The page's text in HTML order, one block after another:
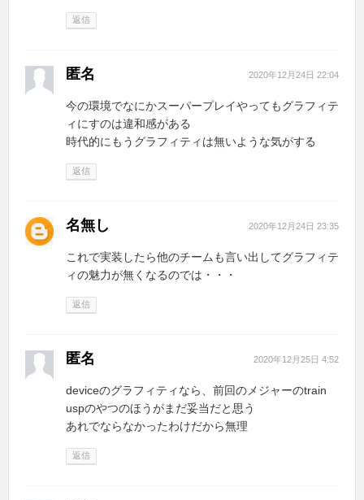
返信
匿名 2020年12月24日 22:04
今の環境でなにかスーパープレイやってもグラフィテ
ィにすのは違和感がある
時代的にもうグラフィティは無いような気がする
返信
名無し 2020年12月24日 23:35
これで実装したら他のチームも言い出してグラフィテ
ィの魅力が無くなるのでは・・・
返信
匿名 2020年12月25日 4:52
deviceのグラフィティなら、前回のメジャーのtrain
uspのやつのほうがまだ妥当だと思う
あれでならなかったわけだから無理
返信